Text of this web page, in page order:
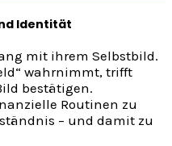
Identität
mit ihrem Selbstbild.
wahrnimmt, trifft
bestätigen.
Routinen zu
– und damit zu